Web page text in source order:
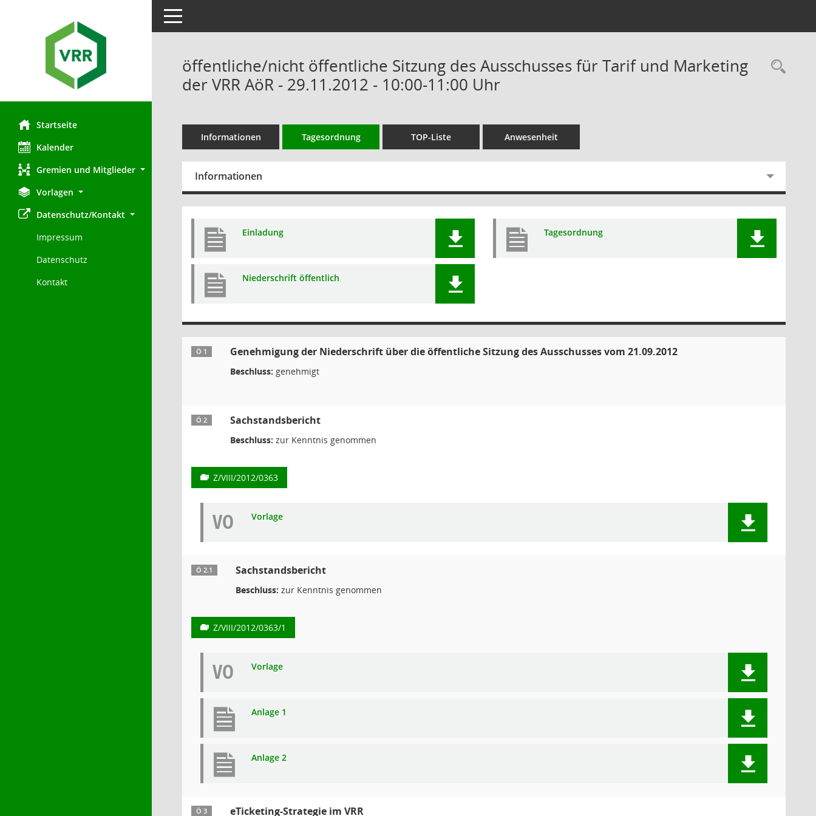
Startseite
Kalender
Gremien und Mitglieder
Vorlagen
Datenschutz/Kontakt
Impressum
Datenschutz
Kontakt
Toggle navigation
öffentliche/nicht öffentliche Sitzung des Ausschusses für Tarif und Marketing
der VRR AöR - 29.11.2012 - 10:00-11:00 Uhr
Informationen Tagesordnung TOP-Liste Anwesenheit
Informationen
Einladung Tagesordnung
Niederschrift öffentlich
Ö 1 Genehmigung der Niederschrift über die öffentliche Sitzung des Ausschusses vom 21.09.2012
Beschluss: genehmigt
Ö 2 Sachstandsbericht
Beschluss: zur Kenntnis genommen
Z/VIII/2012/0363
VO Vorlage
Ö 2.1 Sachstandsbericht
Beschluss: zur Kenntnis genommen
Z/VIII/2012/0363/1
VO Vorlage
Anlage 1
Anlage 2
Ö 3 eTicketing-Strategie im VRR